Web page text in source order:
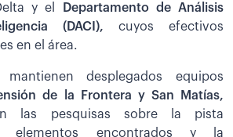
y el
Departamento de Análisis
(DACI), cuyos efectivos
en el área.
mantienen desplegados equipos
de la Frontera y San Matías,
las pesquisas sobre la pista
elementos encontrados y la